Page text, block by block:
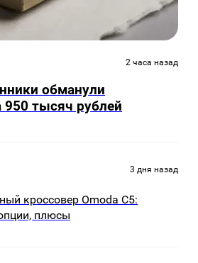
2 часа назад
обманули
950 тысяч рублей
3 дня назад
кроссовер Omoda C5:
плюсы